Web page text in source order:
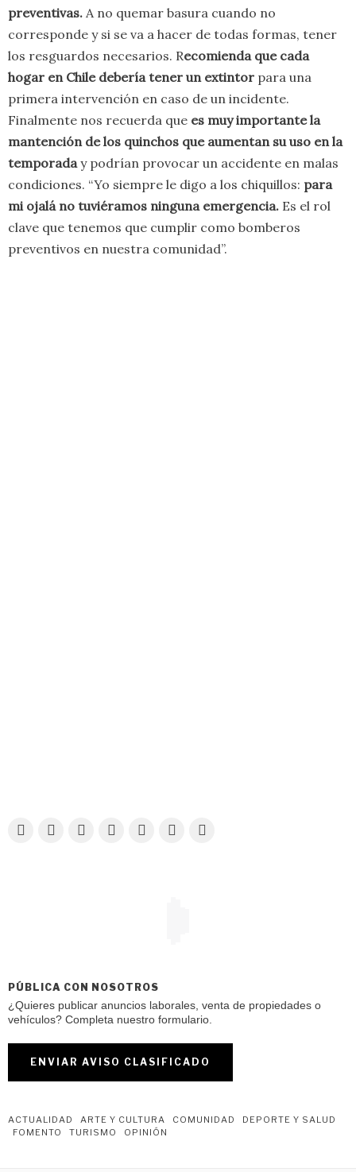
preventivas. A no quemar basura cuando no
corresponde y si se va a hacer de todas formas, tener
los resguardos necesarios. Recomienda que cada
hogar en Chile debería tener un extintor para una
primera intervención en caso de un incidente.
Finalmente nos recuerda que es muy importante la
mantención de los quinchos que aumentan su uso en la
temporaday podrían provocar un accidente en malas
condiciones. “Yo siempre le digo a los chiquillos: para
mi ojalá no tuviéramos ninguna emergencia. Es el rol
clave que tenemos que cumplir como bomberos
preventivos en nuestra comunidad”.
PÚBLICA CON NOSOTROS
¿Quieres publicar anuncios laborales, venta de propiedades o
vehículos? Completa nuestro formulario.
ENVIAR AVISO CLASIFICADO
ACTUALIDAD ARTE Y CULTURA COMUNIDAD
DEPORTE Y SALUD
FOMENTO
TURISMO OPINIÓN